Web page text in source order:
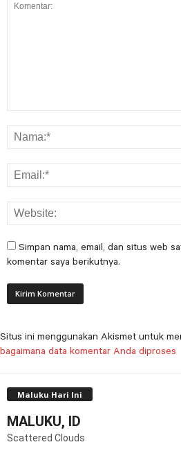
Simpan nama, email, dan situs web
komentar saya berikutnya.
Situs ini menggunakan Akismet untuk
bagaimana data komentar Anda diproses
Maluku Hari Ini
MALUKU, ID
Scattered Clouds